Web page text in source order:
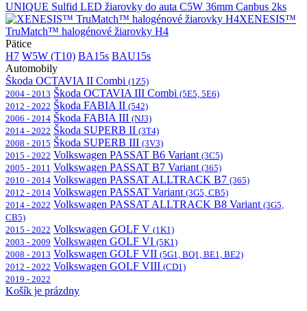
UNIQUE Sulfid LED žiarovky do auta C5W 36mm Canbus 2ks
XENESIS™
TruMatch™ halogénové žiarovky H4
Pätice
H7 W5W (T10) BA15s BAU15s
Automobily
Škoda OCTAVIA II Combi (1Z5)
2004 - 2013 Škoda OCTAVIA III Combi (5E5, 5E6)
2012 - 2022 Škoda FABIA II (542)
2006 - 2014 Škoda FABIA III (NJ3)
2014 - 2022 Škoda SUPERB II (3T4)
2008 - 2015 Škoda SUPERB III (3V3)
2015 - 2022 Volkswagen PASSAT B6 Variant (3C5)
2005 - 2011 Volkswagen PASSAT B7 Variant (365)
2010 - 2014 Volkswagen PASSAT ALLTRACK B7 (365)
2012 - 2014 Volkswagen PASSAT Variant (3G5, CB5)
2014 - 2022 Volkswagen PASSAT ALLTRACK B8 Variant (3G5,
CB5)
2015 - 2022 Volkswagen GOLF V (1K1)
2003 - 2009 Volkswagen GOLF VI (5K1)
2008 - 2013 Volkswagen GOLF VII (5G1, BQ1, BE1, BE2)
2012 - 2022 Volkswagen GOLF VIII (CD1)
2019 - 2022
Košík je prázdny